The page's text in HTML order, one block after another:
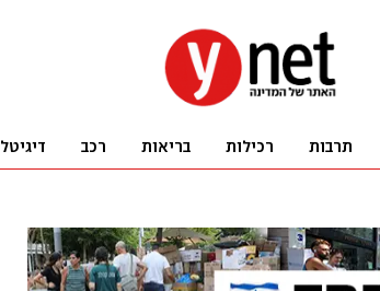
תרבות רכילות בריאות רכב דיגיטל